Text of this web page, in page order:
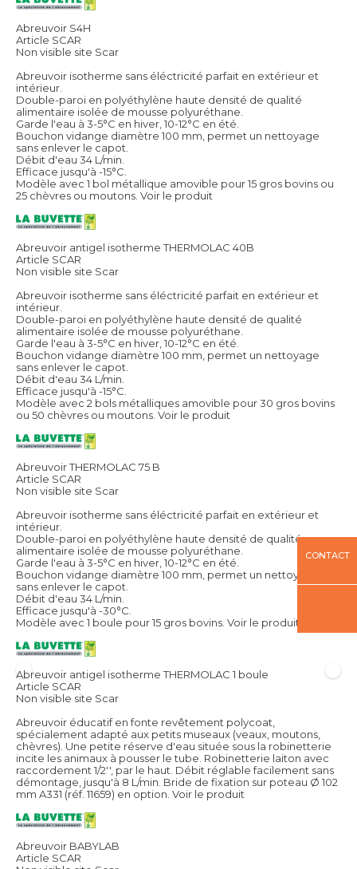
Abreuvoir S4H
Article SCAR
Non visible site Scar
Abreuvoir isotherme sans éléctricité parfait en extérieur et
intérieur.
Double-paroi en polyéthylène haute densité de qualité
alimentaire isolée de mousse polyuréthane.
Garde l'eau à 3-5°C en hiver, 10-12°C en été.
Bouchon vidange diamètre 100 mm, permet un nettoyage
sans enlever le capot.
Débit d'eau 34 L/min.
Efficace jusqu'à -15°C.
Modèle avec 1 bol métallique amovible pour 15 gros bovins ou
25 chèvres ou moutons. Voir le produit
Abreuvoir antigel isotherme THERMOLAC 40B
Article SCAR
Non visible site Scar
Abreuvoir isotherme sans éléctricité parfait en extérieur et
intérieur.
Double-paroi en polyéthylène haute densité de qualité
alimentaire isolée de mousse polyuréthane.
Garde l'eau à 3-5°C en hiver, 10-12°C en été.
Bouchon vidange diamètre 100 mm, permet un nettoyage
sans enlever le capot.
Débit d'eau 34 L/min.
Efficace jusqu'à -15°C.
Modèle avec 2 bols métalliques amovible pour 30 gros bovins
ou 50 chèvres ou moutons. Voir le produit
Abreuvoir THERMOLAC 75 B
Article SCAR
Non visible site Scar
Abreuvoir isotherme sans éléctricité parfait en extérieur et
intérieur.
Double-paroi en polyéthylène haute densité de qualité
alimentaire isolée de mousse polyuréthane.
Garde l'eau à 3-5°C en hiver, 10-12°C en été.
Bouchon vidange diamètre 100 mm, permet un nettoyage
sans enlever le capot.
Débit d'eau 34 L/min.
Efficace jusqu'à -30°C.
Modèle avec 1 boule pour 15 gros bovins. Voir le produit
Abreuvoir antigel isotherme THERMOLAC 1 boule
Article SCAR
Non visible site Scar
Abreuvoir éducatif en fonte revêtement polycoat,
spécialement adapté aux petits museaux (veaux, moutons,
chèvres). Une petite réserve d'eau située sous la robinetterie
incite les animaux à pousser le tube. Robinetterie laiton avec
raccordement 1/2'', par le haut. Débit réglable facilement sans
démontage, jusqu'à 8 L/min. Bride de fixation sur poteau Ø 102
mm A331 (réf. 11659) en option. Voir le produit
Abreuvoir BABYLAB
Article SCAR
CONTACT